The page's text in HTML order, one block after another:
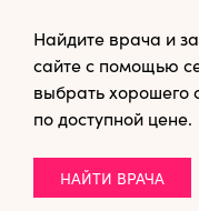
Найдите врача и
сайте с помощью
выбрать хорошего
по доступной цене.
НАЙТИ ВРАЧА